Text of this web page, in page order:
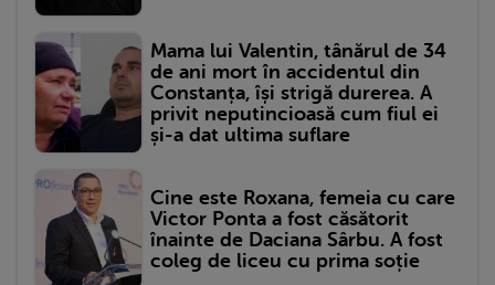
Mama lui Valentin, tânărul de 34
de ani mort în accidentul din
Constanța, își strigă durerea. A
privit neputincioasă cum fiul ei
și-a dat ultima suflare
Cine este Roxana, femeia cu care
Victor Ponta a fost căsătorit
înainte de Daciana Sârbu. A fost
coleg de liceu cu prima soție